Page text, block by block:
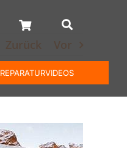
REPARATURVIDEOS
Zurück Vor